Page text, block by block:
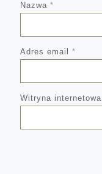
Nazwa *
Adres email *
Witryna internetowa